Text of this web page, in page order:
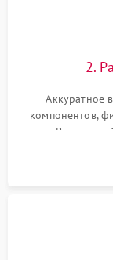
2.
Аккуратное
компонентов,
пыли.
материнской